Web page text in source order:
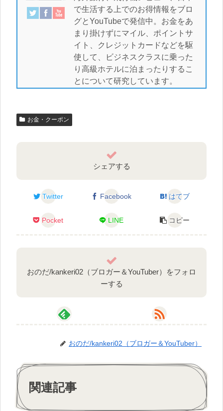
で生活する上でのお得情報をブロ
グとYouTubeで発信中。お金をあ
まり掛けずにマイル、ポイントサ
イト、クレジットカードなどを駆
使して、ビジネスクラスに乗った
り高級ホテルに泊まったりするこ
とについて研究しています。
お金・クーポン
シェアする
Twitter Facebook はてブ
Pocket LINE コピー
おのだ/kankeri02（ブロガー＆YouTuber）をフォロ
ーする
おのだ/kankeri02（ブロガー＆YouTuber）
関連記事